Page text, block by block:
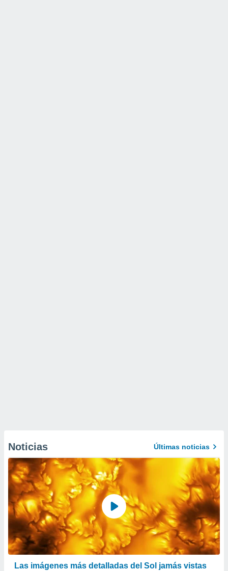
Noticias Últimas noticias
Las imágenes más detalladas del Sol jamás vistas